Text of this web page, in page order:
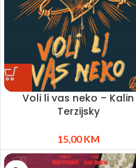
Voli li vas neko – Kalin
Terzijsky
15,00KM